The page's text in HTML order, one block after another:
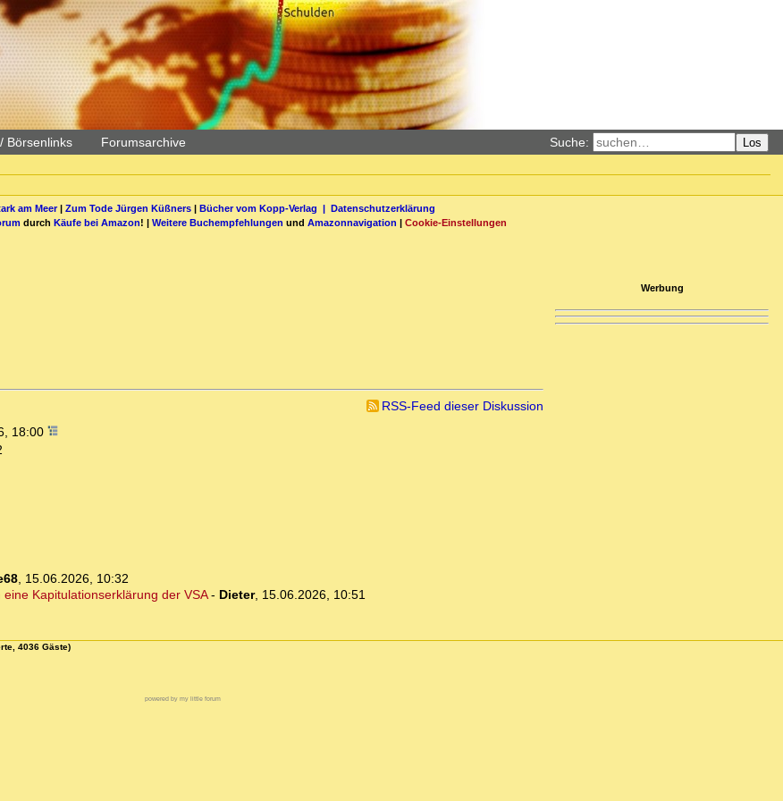
Börsenlinks Forumsarchive Suche: Los
am Meer| Zum Tode Jürgen Küßners| Bücher vom Kopp-Verlag | Datenschutzerklärung
durch Käufe bei Amazon! | Weitere Buchempfehlungen und Amazonnavigation | Cookie-Einstellungen
RSS-Feed dieser Diskussion
18:00
, 15.06.2026, 10:32
Kapitulationserklärung der VSA- Dieter, 15.06.2026, 10:51
Werbung
4036 Gäste)
powered by my little forum